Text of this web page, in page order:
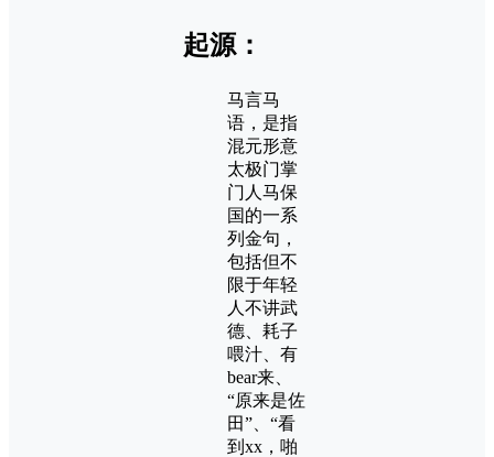
起源：
马言马
语，是指
混元形意
太极门掌
门人马保
国的一系
列金句，
包括但不
限于年轻
人不讲武
德、耗子
喂汁、有
bear来、
“原来是佐
田”、“看
到xx，啪